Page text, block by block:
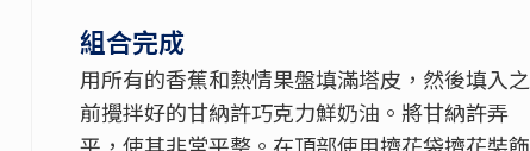
組合完成
用所有的香蕉和熱情果盤填滿塔皮，然後填入之
前攪拌好的甘納許巧克力鮮奶油。將甘納許弄
平，使其非常平整。在頂部使用擠花袋擠花裝飾